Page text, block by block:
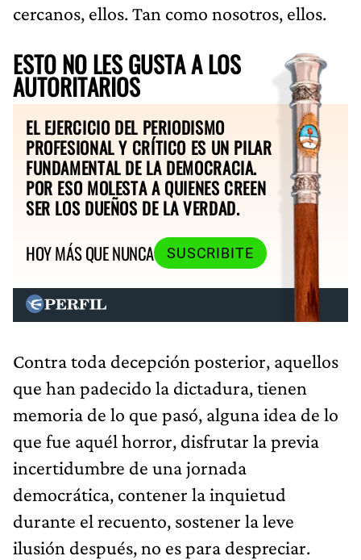
cercanos, ellos. Tan como nosotros, ellos.
ESTO NO LES GUSTA A LOS
AUTORITARIOS
EL EJERCICIO DEL PERIODISMO
PROFESIONAL Y CRÍTICO ES UN PILAR
FUNDAMENTAL DE LA DEMOCRACIA.
POR ESO MOLESTA A QUIENES CREEN
SER LOS DUEÑOS DE LA VERDAD.
HOY MÁS QUE NUNCA
SUSCRIBITE
Contra toda decepción posterior, aquellos
que han padecido la dictadura, tienen
memoria de lo que pasó, alguna idea de lo
que fue aquél horror, disfrutar la previa
incertidumbre de una jornada
democrática, contener la inquietud
durante el recuento, sostener la leve
ilusión después, no es para despreciar.